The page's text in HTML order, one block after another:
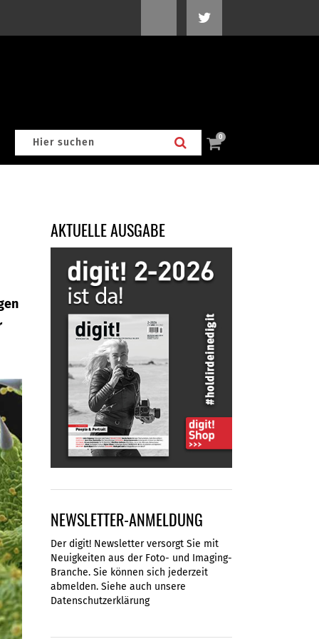
0
AKTUELLE AUSGABE
NEWSLETTER-ANMELDUNG
Der digit! Newsletter versorgt Sie mit
Neuigkeiten aus der Foto- und Imaging-
Branche. Sie können sich jederzeit
abmelden. Siehe auch unsere
Datenschutzerklärung